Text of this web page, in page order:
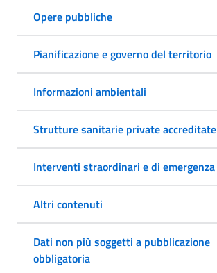
Opere pubbliche
Pianificazione e governo del territorio
Informazioni ambientali
Strutture sanitarie private accreditate
Interventi straordinari e di emergenza
Altri contenuti
Dati non più soggetti a pubblicazione
obbligatoria